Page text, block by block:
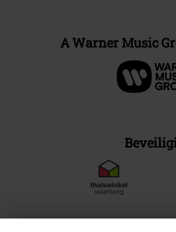
A Warner Music